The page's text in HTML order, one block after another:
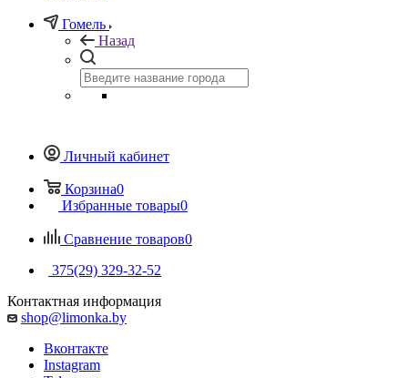
Гомель
Назад
Личный кабинет
Корзина0
Избранные товары0
Сравнение товаров0
375(29) 329-32-52
Контактная информация
shop@limonka.by
Вконтакте
Instagram